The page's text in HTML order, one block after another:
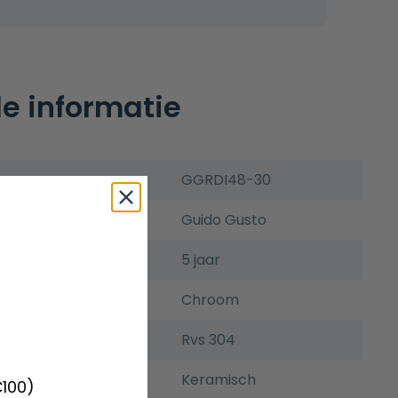
informatie
GGRDI48-30
Guido Gusto
5 jaar
Chroom
Rvs 304
Keramisch